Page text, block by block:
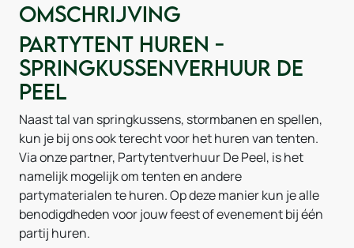
Omschrijving
Partytent huren -
Springkussenverhuur De
Peel
Naast tal van springkussens, stormbanen en spellen,
kun je bij ons ook terecht voor het huren van tenten.
Via onze partner, Partytentverhuur De Peel, is het
namelijk mogelijk om tenten en andere
partymaterialen te huren. Op deze manier kun je alle
benodigdheden voor jouw feest of evenement bij één
partij huren.